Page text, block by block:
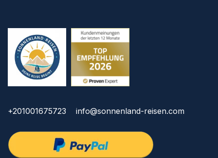
+201001675723 info@sonnenland-reisen.com